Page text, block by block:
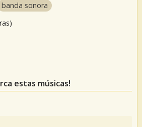
banda sonora
estas músicas!